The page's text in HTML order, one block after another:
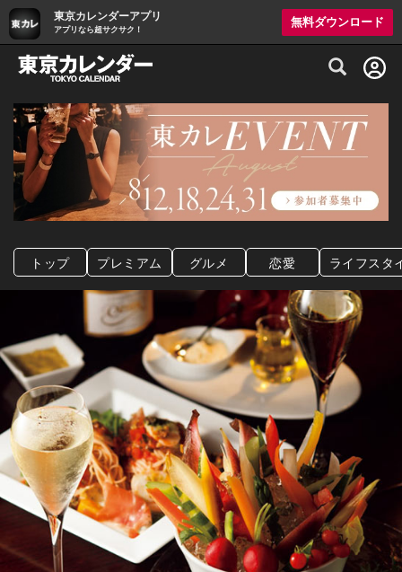
東京カレンダーアプリ
アプリなら超サクサク！
無料ダウンロード
グルメ情報・プレミアムレストラン予約
トップ プレミアム グルメ 恋愛 ライフスタ